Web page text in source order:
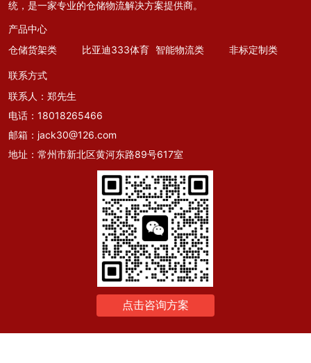
统，是一家专业的仓储物流解决方案提供商。
产品中心
仓储货架类 比亚迪333体育 智能物流类 非标定制类
联系方式
联系人：郑先生
电话： 18018265466
邮箱： jack30@126.com
地址：常州市新北区黄河东路89号617室
点击咨询方案